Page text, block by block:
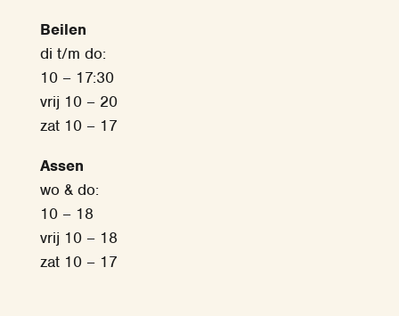
Beilen
di t/m do:
10 – 17:30
vrij 10 – 20
zat 10 – 17
Assen
wo & do:
10 – 18
vrij 10 – 18
zat 10 – 17